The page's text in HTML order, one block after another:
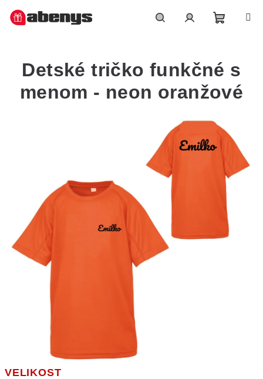
košík
VELIKOST
Detské tričko funkčné s
menom - neon oranžové